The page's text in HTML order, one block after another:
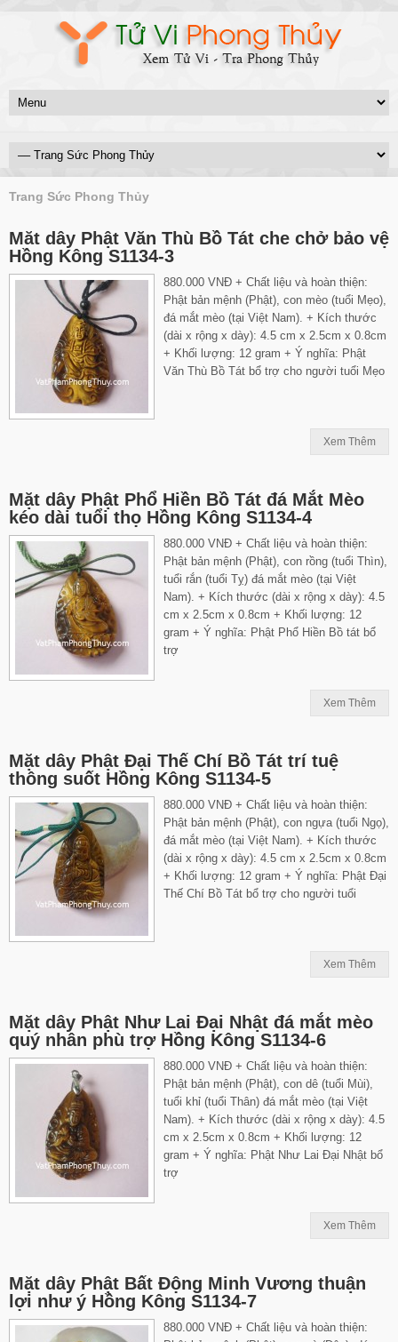
Trang Sức Phong Thủy
Măt dây Phật Văn Thù Bồ Tát che chở bảo vệ
Hồng Kông S1134-3
880.000 VNĐ + Chất liệu và hoàn thiện:
Phật bản mệnh (Phật), con mèo (tuổi Mẹo),
đá mắt mèo (tại Việt Nam). + Kích thước
(dài x rộng x dày): 4.5 cm x 2.5cm x 0.8cm
+ Khối lượng: 12 gram + Ý nghĩa: Phật
Văn Thù Bồ Tát bổ trợ cho người tuổi Mẹo
Xem Thêm
Mặt dây Phật Phổ Hiền Bồ Tát đá Mắt Mèo
kéo dài tuổi thọ Hồng Kông S1134-4
880.000 VNĐ + Chất liệu và hoàn thiện:
Phật bản mệnh (Phật), con rồng (tuổi Thìn),
tuổi rắn (tuổi Tỵ) đá mắt mèo (tại Việt
Nam). + Kích thước (dài x rộng x dày): 4.5
cm x 2.5cm x 0.8cm + Khối lượng: 12
gram + Ý nghĩa: Phật Phổ Hiền Bồ tát bổ
trợ
Xem Thêm
Mặt dây Phật Đại Thế Chí Bồ Tát trí tuệ
thông suốt Hồng Kông S1134-5
880.000 VNĐ + Chất liệu và hoàn thiện:
Phật bản mệnh (Phật), con ngựa (tuổi Ngọ),
đá mắt mèo (tại Việt Nam). + Kích thước
(dài x rộng x dày): 4.5 cm x 2.5cm x 0.8cm
+ Khối lượng: 12 gram + Ý nghĩa: Phật Đại
Thế Chí Bồ Tát bổ trợ cho người tuổi
Xem Thêm
Mặt dây Phật Như Lai Đại Nhật đá mắt mèo
quý nhân phù trợ Hồng Kông S1134-6
880.000 VNĐ + Chất liệu và hoàn thiện:
Phật bản mệnh (Phật), con dê (tuổi Mùi),
tuổi khỉ (tuổi Thân) đá mắt mèo (tại Việt
Nam). + Kích thước (dài x rộng x dày): 4.5
cm x 2.5cm x 0.8cm + Khối lượng: 12
gram + Ý nghĩa: Phật Như Lai Đại Nhật bổ
trợ
Xem Thêm
Mặt dây Phật Bất Động Minh Vương thuận
lợi như ý Hồng Kông S1134-7
880.000 VNĐ + Chất liệu và hoàn thiện: